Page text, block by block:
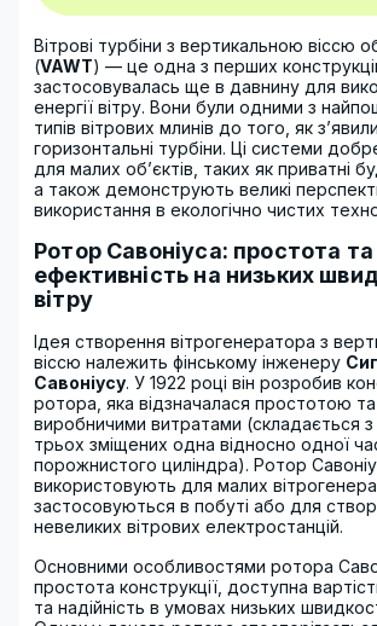
Вітрові турбіни з вертикальною віссю
(VAWT) — це одна з перших
застосовувалась ще в давнину для
енергії вітру. Вони були одними з
типів вітрових млинів до того, як
горизонтальні турбіни. Ці системи
для малих об’єктів, таких як приватні
а також демонструють великі
використання в екологічно чистих
Ротор Савоніуса: простота та
ефективність на низьких
вітру
Ідея створення вітрогенератора з
віссю належить фінському інженеру
Савоніусу. У 1922 році він розробив
ротора, яка відзначалася простотою
виробничими витратами (складається
трьох зміщених одна відносно одної
порожнистого циліндра). Ротор
використовують для малих
застосовуються в побуті або для
невеликих вітрових електростанцій.
Основними особливостями ротора
простота конструкції, доступна
та надійність в умовах низьких